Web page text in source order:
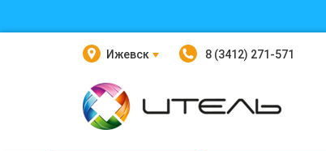
Ижевск 8 (3412) 271-571